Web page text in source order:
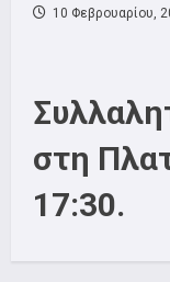
10 Φεβρουαρίου,
στη
17:30.